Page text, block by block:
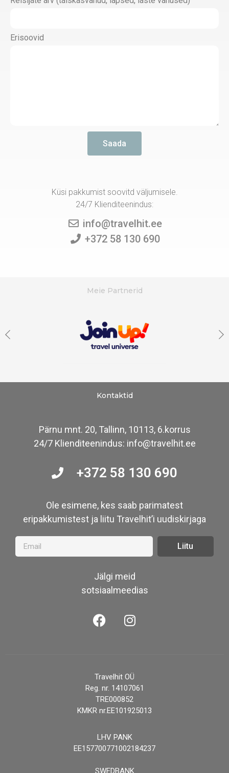
Erisoovid
Saada
Küsi pakkumist soovitd väljumisele.
24/7 Klienditeenindus:
info@travelhit.ee
+372 58 130 690
Meie Partnerid
Kontaktid
Pärnu mnt. 20, Tallinn, 10113, 6.korrus
24/7 Klienditeenindus: info@travelhit.ee
+372 58 130 690
Ole esimene, kes saab parimatest
eripakkumistest ja liitu Travelhit’i uudiskirjaga
Liitu
Jälgi meid
sotsiaalmeedias
Travelhit OÜ
Reg. nr. 14107061
TRE000852
KMKR nr.EE101925013
LHV PANK
EE157700771002184237
SWEDBANK